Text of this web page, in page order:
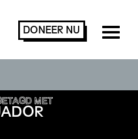
DONEER NU
MET